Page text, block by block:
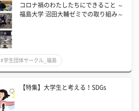
コロナ禍のわたしたちにできること ～
福島大学 沼田大輔ゼミでの取り組み～
#学生団体サークル_福島
【特集】大学生と考える！SDGs